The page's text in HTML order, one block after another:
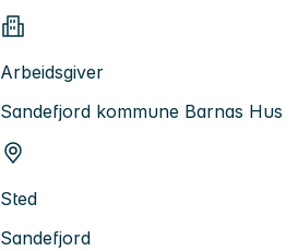
Arbeidsgiver
Sandefjord kommune Barnas Hus
Sted
Sandefjord